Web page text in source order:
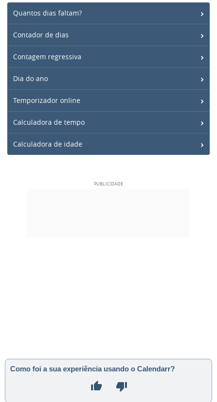
Quantos dias faltam?
Contador de dias
Contagem regressiva
Dia do ano
Temporizador online
Calculadora de tempo
Calculadora de idade
Como foi a sua experiência usando o Calendarr?